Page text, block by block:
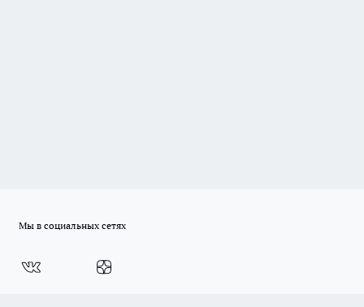
Мы в социальных сетях